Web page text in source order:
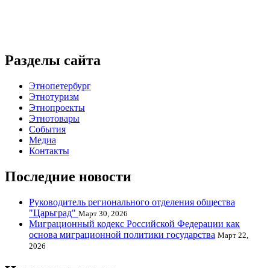
Разделы сайта
Этнопетербург
Этнотуризм
Этнопроекты
Этнотовары
События
Медиа
Контакты
Последние новости
Руководитель регионального отделения общества
"Царьград" Март 30, 2026
Миграционный кодекс Российской Федерации как
основа миграционной политики государства Март 22,
2026